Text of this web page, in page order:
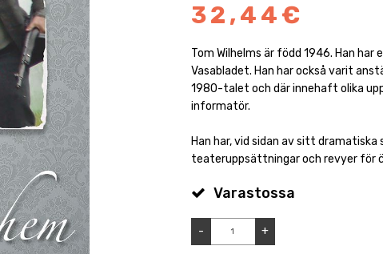
32,44€
Tom Wilhelms är född 1946. Han
Vasabladet. Han har också varit
1980-talet och där innehaft olika
informatör.
Han har, vid sidan av sitt
teateruppsättningar och revyer för
Varastossa
- +